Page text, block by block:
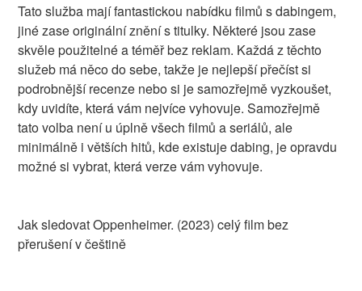
Tato služba mají fantastickou nabídku filmů s dabingem,
jiné zase originální znění s titulky. Některé jsou zase
skvěle použitelné a téměř bez reklam. Každá z těchto
služeb má něco do sebe, takže je nejlepší přečíst si
podrobnější recenze nebo si je samozřejmě vyzkoušet,
kdy uvidíte, která vám nejvíce vyhovuje. Samozřejmě
tato volba není u úplně všech filmů a seriálů, ale
minimálně i větších hitů, kde existuje dabing, je opravdu
možné si vybrat, která verze vám vyhovuje.
Jak sledovat Oppenheimer. (2023) celý film bez
přerušení v češtině